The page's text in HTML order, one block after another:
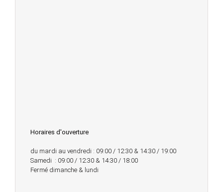
Horaires d'ouverture
du mardi au vendredi : 09:00 / 12:30 & 14:30 / 19:00
Samedi : 09:00 / 12:30 & 14:30 / 18:00
Fermé dimanche & lundi